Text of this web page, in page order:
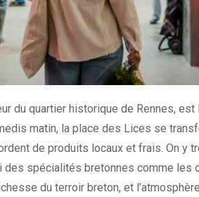
du quartier historique de Rennes, est
matin, la place des Lices se
de produits locaux et frais. On y
spécialités bretonnes comme les
du terroir breton, et